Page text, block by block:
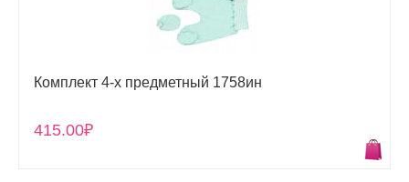
Комплект 4-х предметный 1758ин
415.00₽